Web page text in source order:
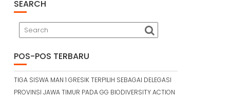
SEARCH
POS-POS TERBARU
TIGA SISWA MAN 1 GRESIK TERPILIH SEBAGAI DELEGASI
PROVINSI JAWA TIMUR PADA GG BIODIVERSITY ACTION